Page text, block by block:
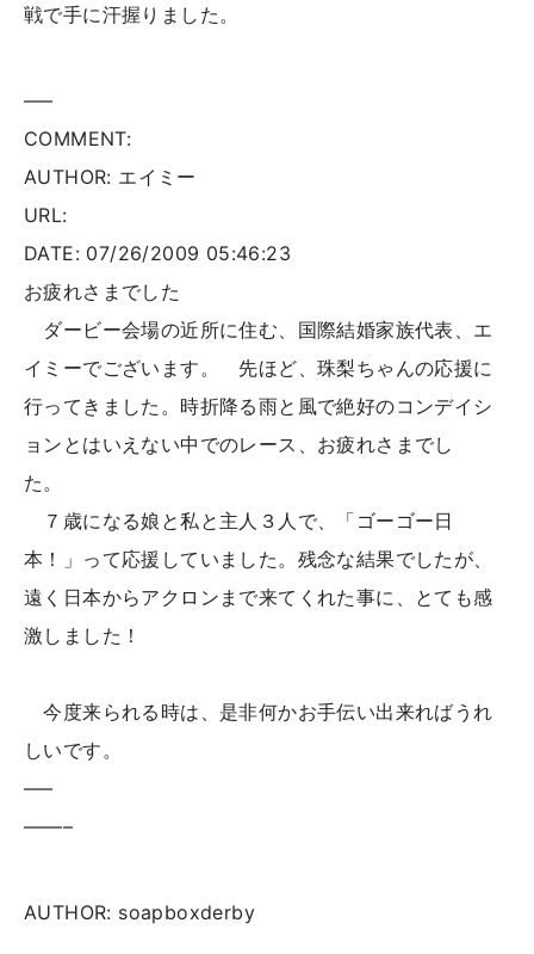
戦で手に汗握りました。
—–
COMMENT:
AUTHOR: エイミー
URL:
DATE: 07/26/2009 05:46:23
お疲れさまでした
ダービー会場の近所に住む、国際結婚家族代表、エ
イミーでございます。 先ほど、珠梨ちゃんの応援に
行ってきました。時折降る雨と風で絶好のコンデイシ
ョンとはいえない中でのレース、お疲れさまでし
た。
７歳になる娘と私と主人３人で、「ゴーゴー日
本！」って応援していました。残念な結果でしたが、
遠く日本からアクロンまで来てくれた事に、とても感
激しました！
今度来られる時は、是非何かお手伝い出来ればうれ
しいです。
—–
——–
AUTHOR: soapboxderby